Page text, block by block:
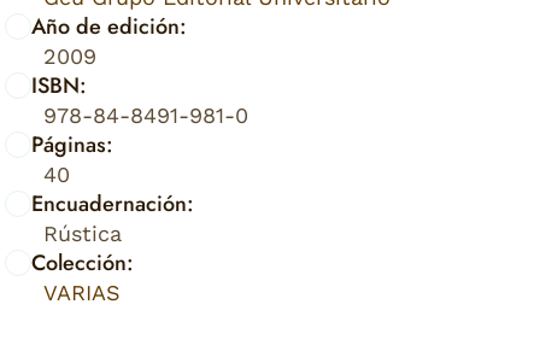
Año de edición:
2009
ISBN:
978-84-8491-981-0
Páginas:
40
Encuadernación:
Rústica
Colección:
VARIAS